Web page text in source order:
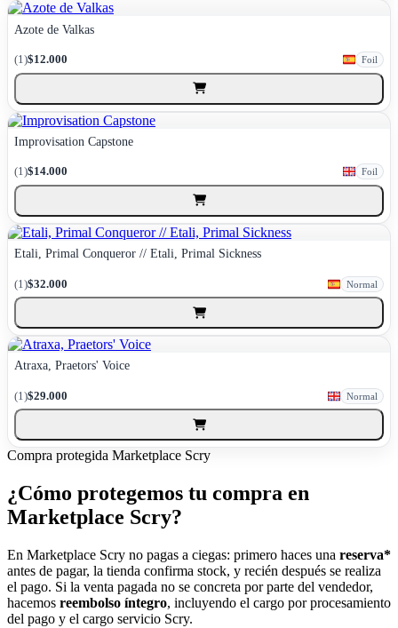
Azote de Valkas
(1)$12.000 Foil
Improvisation Capstone
(1)$14.000 Foil
Etali, Primal Conqueror // Etali, Primal Sickness
(1)$32.000 Normal
Atraxa, Praetors' Voice
(1)$29.000 Normal
Compra protegida Marketplace Scry
¿Cómo protegemos tu compra en
Marketplace Scry?
En Marketplace Scry no pagas a ciegas: primero haces una reserva*
antes de pagar, la tienda confirma stock, y recién después se realiza
el pago. Si la venta pagada no se concreta por parte del vendedor,
hacemos reembolso íntegro, incluyendo el cargo por procesamiento
del pago y el cargo servicio Scry.